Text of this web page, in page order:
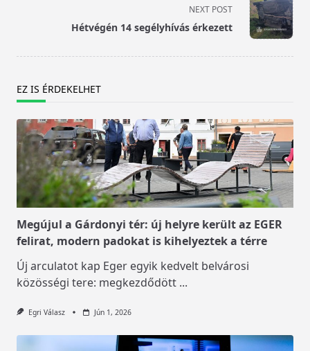
NEXT POST
Hétvégén 14 segélyhívás érkezett
EZ IS ÉRDEKELHET
Megújul a Gárdonyi tér: új helyre került az EGER
felirat, modern padokat is kihelyeztek a térre
Új arculatot kap Eger egyik kedvelt belvárosi
közösségi tere: megkezdődött ...
Egri Válasz Jún 1, 2026